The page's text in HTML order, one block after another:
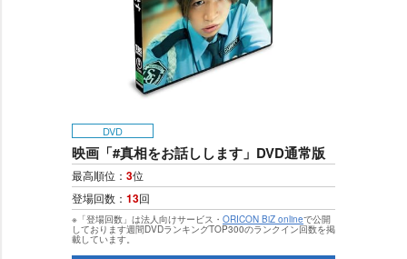
DVD
映画「#真相をお話しします」DVD通常版
最高順位： 3位
登場回数： 13回
※「登場回数」は法人向けサービス・ ORICON BiZ onlineで公開
しております週間DVDランキングTOP300のランクイン回数を掲
載しています。